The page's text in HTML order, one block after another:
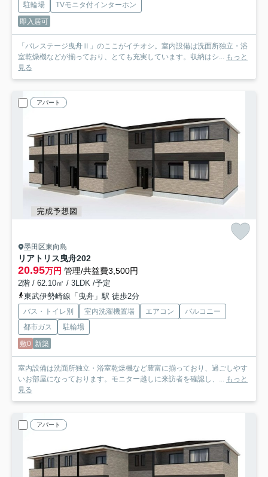
駐輪場
TVモニタ付インターホン
即入居可
「パレステージ曳舟Ⅱ」のここがイチオシ。室内設備は洗面所独立・浴
室乾燥機などが揃っており、とても充実しています。収納はシ... もっと
見る
アパート
墨田区東向島
リアトリス曳舟202
20.95万円 管理/共益費3,500円
2階 / 62.10㎡ / 3LDK /予定
東武伊勢崎線「曳舟」駅 徒歩2分
バス・トイレ別 室内洗濯機置場 エアコン
バルコニー
都市ガス
駐輪場
敷0 新築
室内設備は洗面所独立・浴室乾燥機など豊富に揃っており、過ごしやす
いお部屋になっております。モニター越しに来訪者を確認し、... もっと
見る
アパート